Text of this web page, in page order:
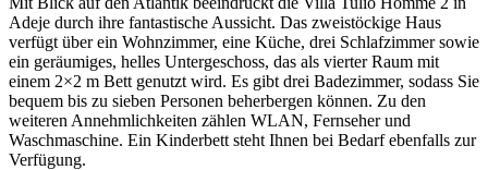
Adeje durch ihre fantastische Aussicht. Das zweistöckige Haus
verfügt über ein Wohnzimmer, eine Küche, drei Schlafzimmer sowie
ein geräumiges, helles Untergeschoss, das als vierter Raum mit
einem 2×2 m Bett genutzt wird. Es gibt drei Badezimmer, sodass Sie
bequem bis zu sieben Personen beherbergen können. Zu den
weiteren Annehmlichkeiten zählen WLAN, Fernseher und
Waschmaschine. Ein Kinderbett steht Ihnen bei Bedarf ebenfalls zur
Verfügung.